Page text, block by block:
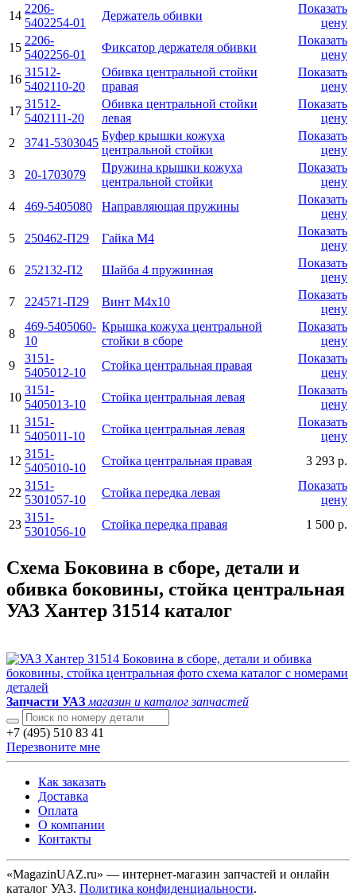
14
2206-
5402254-01
Держатель обивки
Показать
цену
15
2206-
5402256-01
Фиксатор держателя обивки
Показать
цену
16
31512-
5402110-20
Обивка центральной стойки
правая
Показать
цену
17
31512-
5402111-20
Обивка центральной стойки
левая
Показать
цену
2
3741-5303045
Буфер крышки кожуха
центральной стойки
Показать
цену
3
20-1703079
Пружина крышки кожуха
центральной стойки
Показать
цену
4
469-5405080 Направляющая пружины
Показать
цену
5
250462-П29 Гайка М4
Показать
цену
6
252132-П2 Шайба 4 пружинная
Показать
цену
7
224571-П29 Винт М4х10
Показать
цену
8
469-5405060-
10
Крышка кожуха центральной
стойки в сборе
Показать
цену
9
3151-
5405012-10
Стойка центральная правая
Показать
цену
10
3151-
5405013-10
Стойка центральная левая
Показать
цену
11
3151-
5405011-10
Стойка центральная левая
Показать
цену
12
3151-
5405010-10
Стойка центральная правая 3 293 р.
22
3151-
5301057-10
Стойка передка левая
Показать
цену
23
3151-
5301056-10
Стойка передка правая 1 500 р.
Схема Боковина в сборе, детали и
обивка боковины, стойка центральная
УАЗ Хантер 31514 каталог
Запчасти УАЗ магазин и каталог запчастей
+7 (495) 510 83 41
Перезвоните мне
Как заказать
Доставка
Оплата
О компании
Контакты
«MagazinUAZ.ru» — интернет-магазин запчастей и онлайн
каталог УАЗ. Политика конфиденциальности.